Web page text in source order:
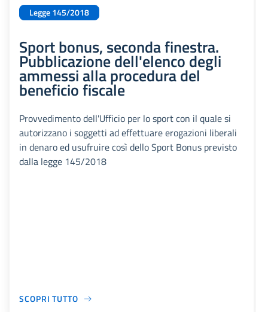
Legge 145/2018
Sport bonus, seconda finestra.
Pubblicazione dell'elenco degli
ammessi alla procedura del
beneficio fiscale
Provvedimento dell'Ufficio per lo sport con il quale si
autorizzano i soggetti ad effettuare erogazioni liberali
in denaro ed usufruire così dello Sport Bonus previsto
dalla legge 145/2018
SCOPRI TUTTO